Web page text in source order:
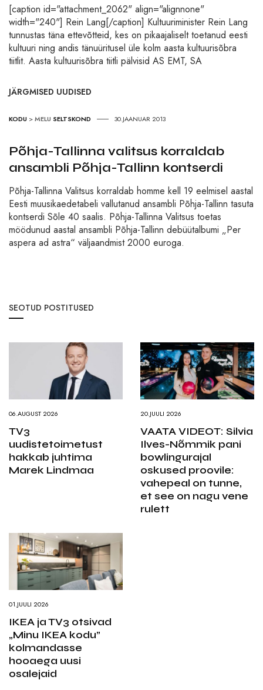
[caption id="attachment_2062" align="alignnone"
width="240"] Rein Lang[/caption] Kultuuriminister Rein Lang
tunnustas täna ettevõtteid, kes on pikaajaliselt toetanud eesti
kultuuri ning andis tänuüritusel üle kolm aasta kultuurisõbra
tiitlit. Aasta kultuurisõbra tiitli pälvisid AS EMT, SA
JÄRGMISED UUDISED
KODU >MELU SELTSKOND 30.JAANUAR 2013
Põhja-Tallinna valitsus korraldab
ansambli Põhja-Tallinn kontserdi
Põhja-Tallinna Valitsus korraldab homme kell 19 eelmisel aastal
Eesti muusikaedetabeli vallutanud ansambli Põhja-Tallinn tasuta
kontserdi Sõle 40 saalis. Põhja-Tallinna Valitsus toetas
möödunud aastal ansambli Põhja-Tallinn debüütalbumi „Per
aspera ad astra“ väljaandmist 2000 euroga.
SEOTUD POSTITUSED
06.AUGUST 2026
TV3
uudistetoimetust
hakkab juhtima
Marek Lindmaa
20.JUULI 2026
VAATA VIDEOT: Silvia
Ilves-Nõmmik pani
bowlingurajal
oskused proovile:
vahepeal on tunne,
et see on nagu vene
rulett
01.JUULI 2026
IKEA ja TV3 otsivad
„Minu IKEA kodu”
kolmandasse
hooaega uusi
osalejaid